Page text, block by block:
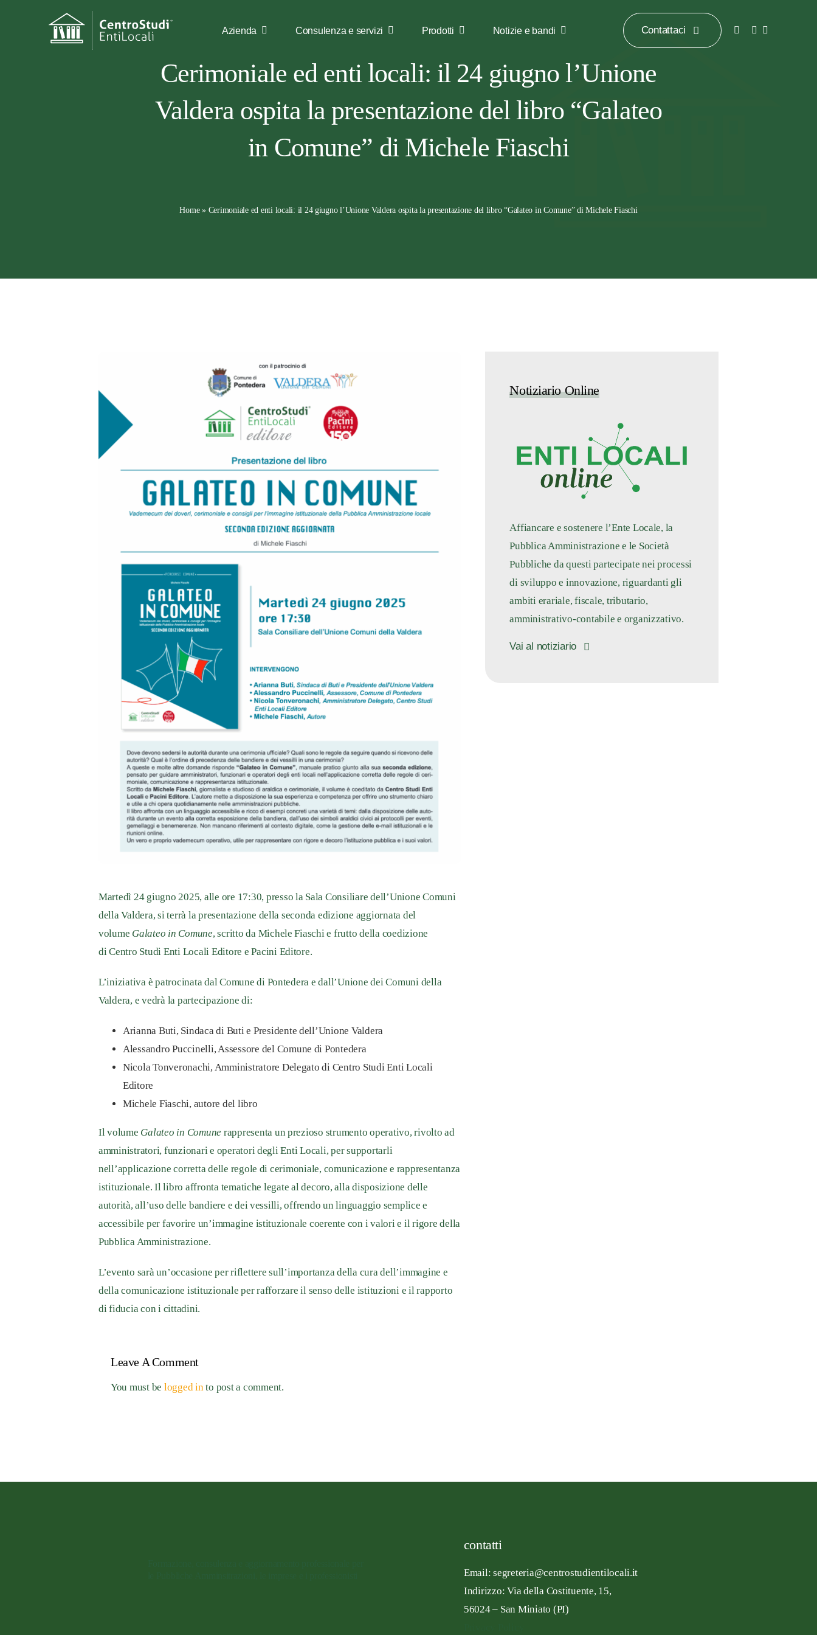
Azienda Consulenza e servizi Prodotti Notizie e bandi Contattaci
Cerimoniale ed enti locali: il 24 giugno l’Unione
Valdera ospita la presentazione del libro “Galateo
in Comune” di Michele Fiaschi
Home» Cerimoniale ed enti locali: il 24 giugno l’Unione Valdera ospita la presentazione del libro “Galateo in Comune” di Michele Fiaschi
Martedì 24 giugno 2025, alle ore 17:30, presso la Sala Consiliare dell’Unione Comuni
della Valdera, si terrà la presentazione della seconda edizione aggiornata del
volume Galateo in Comune, scritto da Michele Fiaschie frutto della coedizione
diCentro Studi Enti Locali Editore ePacini Editore.
L’iniziativa è patrocinata dalComune di Pontedera e dall’Unione dei Comuni della
Valdera, e vedrà la partecipazione di:
Arianna Buti, Sindaca di Buti e Presidente dell’Unione Valdera
Alessandro Puccinelli, Assessore del Comune di Pontedera
Nicola Tonveronachi, Amministratore Delegato di Centro Studi Enti Locali
Editore
Michele Fiaschi, autore del libro
Il volume Galateo in Comune rappresenta un prezioso strumento operativo, rivolto ad
amministratori, funzionari e operatori degli Enti Locali, per supportarli
nell’applicazione corretta delle regole di cerimoniale, comunicazione e rappresentanza
istituzionale. Il libro affronta tematiche legate al decoro, alla disposizione delle
autorità, all’uso delle bandiere e dei vessilli, offrendo un linguaggio semplice e
accessibile per favorire un’immagine istituzionale coerente con i valori e il rigore della
Pubblica Amministrazione.
L’evento sarà un’occasione per riflettere sull’importanza della cura dell’immagine e
della comunicazione istituzionale per rafforzare il senso delle istituzioni e il rapporto
di fiducia con i cittadini.
Leave A Comment
You must be logged into post a comment.
Notiziario Online
Affiancare e sostenere l’Ente Locale, la
Pubblica Amministrazione e le Società
Pubbliche da questi partecipate nei processi
di sviluppo e innovazione, riguardanti gli
ambiti erariale, fiscale, tributario,
amministrativo-contabile e organizzativo.
Vai al notiziario
contatti
Email: segreteria@centrostudientilocali.it
Indirizzo: Viadella Costituente, 15,
56024 – San Miniato (PI)